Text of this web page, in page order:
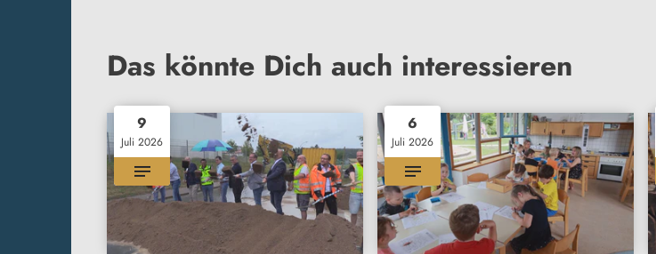
Das könnte Dich auch interessieren
9
Juli 2026
6
Juli 2026